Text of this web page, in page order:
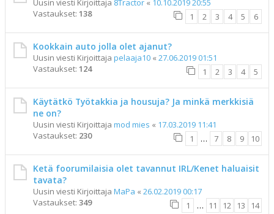
Uusin viesti Kirjoittaja 8Tractor « 10.10.2019 20:55
Vastaukset: 138 1 2 3 4 5 6
Kookkain auto jolla olet ajanut?
Uusin viesti Kirjoittaja pelaaja10 « 27.06.2019 01:51
Vastaukset: 124 1 2 3 4 5
Käytätkö Työtakkia ja housuja? Ja minkä merkkisiä
ne on?
Uusin viesti Kirjoittaja mod mies « 17.03.2019 11:41
Vastaukset: 230 1 … 7 8 9 10
Ketä foorumilaisia olet tavannut IRL/Kenet haluaisit
tavata?
Uusin viesti Kirjoittaja MaPa « 26.02.2019 00:17
Vastaukset: 349 1 … 11 12 13 14